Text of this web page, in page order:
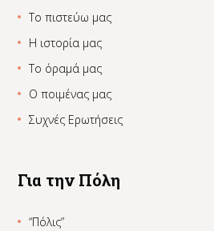
Το πιστεύω μας
Η ιστορία μας
Το όραμά μας
Ο ποιμένας μας
Συχνές Ερωτήσεις
Για την Πόλη
“Πόλις”